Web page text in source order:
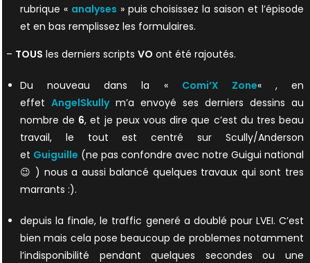
rubrique « analyses » puis choisissez la saison et l’épisode
et en bas remplissez les formulaires.
– TOUS les derniers scripts VO ont été rajoutés.
Du nouveau dans la « Comi’X Zone« , en
effet AngelSkullym’a envoyé ses derniers dessins au
nombre de 6, et je peux vous dire que c’est du tres beau
travail, le tout est centré sur Scully/Anderson
et Guiguille (ne pas confondre avec notre Guigui national
😉 ) nous a aussi balancé quelques travaux qui sont tres
marrants :).
depuis la finale, le traffic generé a doublé pour LVEI. C’est
bien mais cela pose beaucoup de problemes notamment
l’indisponibilité pendant quelques secondes ou une